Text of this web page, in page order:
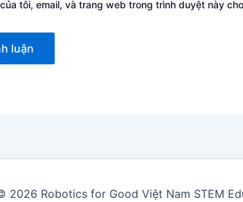
tôi, email, và trang web trong trình duyệt này
2026 Robotics for Good Việt Nam STEM